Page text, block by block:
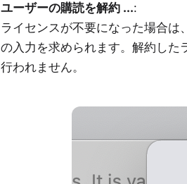
ユーザーの購読を解約 ...:
ライセンスが不要になった場合は
の入力を求められます。解約した
行われません。